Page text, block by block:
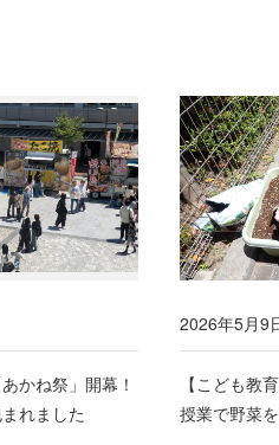
かね祭」開幕！
れました
2026年5月9
【こども教
授業で野菜